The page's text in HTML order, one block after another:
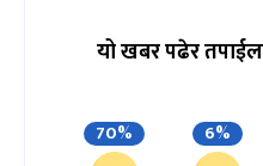
यो खबर पढेर
70% 6%